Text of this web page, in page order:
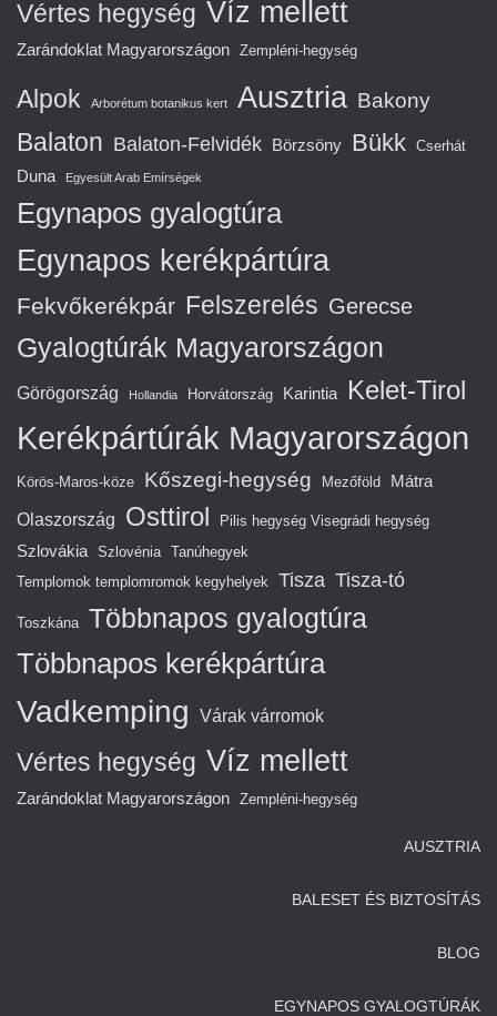
Vértes hegység Víz mellett
Zarándoklat Magyarországon Zempléni-hegység
Alpok Arborétum botanikus kert Ausztria Bakony
Balaton Balaton-Felvidék Börzsöny Bükk Cserhát
Duna Egyesült Arab Emírségek
Egynapos gyalogtúra
Egynapos kerékpártúra
Fekvőkerékpár Felszerelés Gerecse
Gyalogtúrák Magyarországon
Görögország Hollandia Horvátország Karintia Kelet-Tirol
Kerékpártúrák Magyarországon
Körös-Maros-köze Kőszegi-hegység Mezőföld Mátra
Olaszország Osttirol Pilis hegység Visegrádi hegység
Szlovákia Szlovénia Tanúhegyek
Templomok templomromok kegyhelyek Tisza Tisza-tó
Toszkána Többnapos gyalogtúra
Többnapos kerékpártúra
Vadkemping Várak várromok
Vértes hegység Víz mellett
Zarándoklat Magyarországon Zempléni-hegység
AUSZTRIA
BALESET ÉS BIZTOSÍTÁS
BLOG
EGYNAPOS GYALOGTÚRÁK